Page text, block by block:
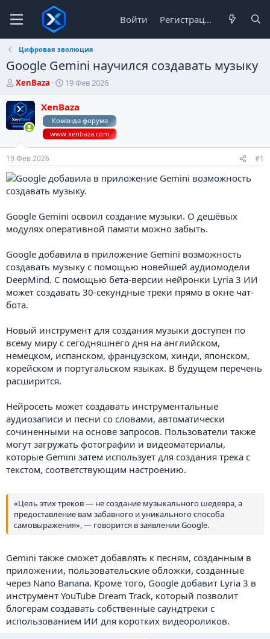
Войти Регистрация
Цифровая эволюция
Google Gemini научился создавать музыку
А
т
о
р
м
XenBaza
Д
т
а
н
а
ч
а
19 Фев 2026
XenBaza
Команда форума
www.xenbaza.com
19 Фев 2026 #1
Google Gemini освоил создание музыки. О дешёвых
модулях оперативной памяти можно забыть.
Google добавила в приложение Gemini возможность
создавать музыку с помощью новейшей аудиомодели
DeepMind. С помощью бета-версии нейронки Lyria 3 ИИ
может создавать 30-секундные треки прямо в окне чат-
бота.
Новый инструмент для создания музыки доступен по
всему миру с сегодняшнего дня на английском,
немецком, испанском, французском, хинди, японском,
корейском и португальском языках. В будущем перечень
расширится.
Нейросеть может создавать инструментальные
аудиозаписи и песни со словами, автоматически
сочиненными на основе запросов. Пользователи также
могут загружать фотографии и видеоматериалы,
которые Gemini затем использует для создания трека с
текстом, соответствующим настроению.
«Цель этих треков — не создание музыкального шедевра, а
предоставление вам забавного и уникального способа
самовыражения», — говорится в заявлении Google.
Gemini также сможет добавлять к песням, созданным в
приложении, пользовательские обложки, созданные
через Nano Banana. Кроме того, Google добавит Lyria 3 в
инструмент YouTube Dream Track, который позволит
блогерам создавать собственные саундтреки с
использованием ИИ для коротких видеороликов.